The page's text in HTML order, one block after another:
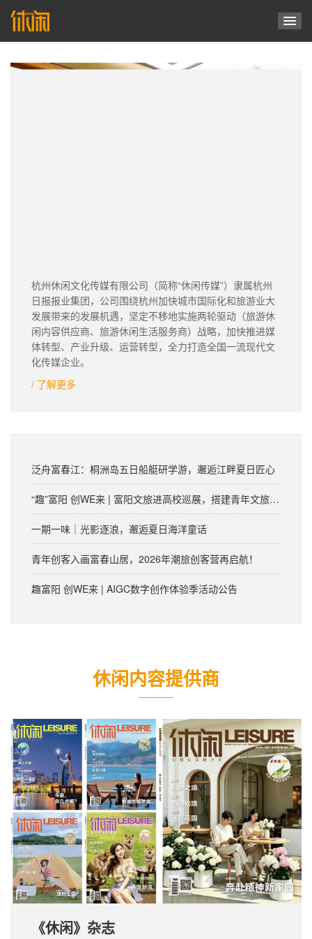
菜
单
杭州休闲文化传媒有限公司（简称“休闲传媒”）隶属杭州
日报报业集团，公司围绕杭州加快城市国际化和旅游业大
发展带来的发展机遇，坚定不移地实施两轮驱动（旅游休
闲内容供应商、旅游休闲生活服务商）战略，加快推进媒
体转型、产业升级、运营转型，全力打造全国一流现代文
化传媒企业。
/ 了解更多
泛舟富春江：桐洲岛五日船艇研学游，邂逅江畔夏日匠心
“趣”富阳 创WE来 | 富阳文旅进高校巡展，搭建青年文旅创业桥梁！
一期一味｜光影逐浪，邂逅夏日海洋童话
青年创客入画富春山居，2026年潮旅创客营再启航！
趣富阳 创WE来 | AIGC数字创作体验季活动公告
休闲内容提供商
《休闲》杂志